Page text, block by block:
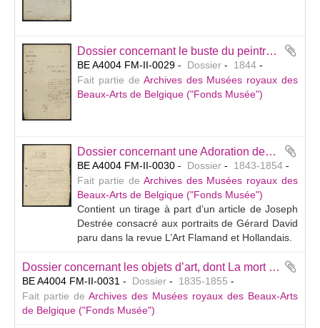
Dossier concernant le buste du peintre Paelinck exécuté en marbre par Puyenbroeck et acquis par le gouvernement pour le Musée (inv. 580).
BE A4004 FM-II-0029 Dossier
1844
Fait partie de Archives des Musées royaux des
Beaux-Arts de Belgique ("Fonds Musée")
Dossier concernant une Adoration des Mages attribuée à Jan van Eyck (inv. 740, act. attrib. à Gerard David) acquise de Mr Martens van Rotterdam (Anvers).
BE A4004 FM-II-0030 Dossier
1843-1854
Fait partie de Archives des Musées royaux des
Beaux-Arts de Belgique ("Fonds Musée")
Contient un tirage à part d’un article de Joseph
Destrée consacré aux portraits de Gérard David
paru dans la revue L’Art Flamand et Hollandais.
Dossier concernant les objets d’art, dont La mort de la Vierge de Barend van Orley, appartenant au Conseil des Hospices et Secours de Bruxelles et offerts en vente au Musée.
BE A4004 FM-II-0031 Dossier
1835-1855
Fait partie de Archives des Musées royaux des Beaux-Arts
de Belgique ("Fonds Musée")